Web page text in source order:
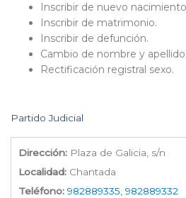
Inscribir de nuevo
Inscribir de matrimonio.
Inscribir de defunción.
Cambio de nombre y
Rectificación registral sexo.
Partido Judicial
Dirección: Plaza de Galicia, s/n
Localidad: Chantada
Teléfono: 982889335, 982889332